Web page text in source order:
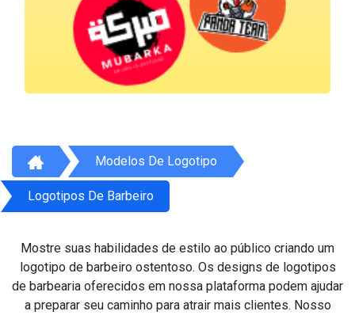
Modelos De Logotipo
Logotipos De Barbeiro
Mostre suas habilidades de estilo ao público criando um
logotipo de barbeiro ostentoso. Os designs de logotipos
de barbearia oferecidos em nossa plataforma podem ajudar
a preparar seu caminho para atrair mais clientes. Nosso